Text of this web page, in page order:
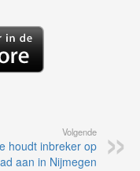
Volgende
houdt inbreker op
aan in Nijmegen